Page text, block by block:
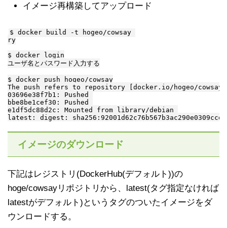
イメージ再構築してアップロード
$ docker build -t hogeo/cowsay
ry
$ docker login
ユーザ名とパスワード入力する
$ docker push hogeo/cowsay
The push refers to repository [docker.io/hogeo/cowsay]
03696e38f7b1: Pushed
bbe8be1cef30: Pushed
e1df5dc88d2c: Mounted from library/debian
イメージのダウンロード
下記はレジストリ(DockerHub(デフォルト))の
hoge/cowsayリポジトリから、latest(タグ指定なければ
latestがデフォルト)というタグのついたイメージをダ
ウンロードする。